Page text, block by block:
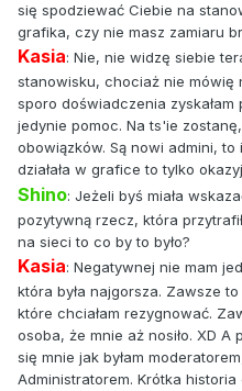
się spodziewać Ciebie na
grafika, czy nie masz zamiaru
Kasia: Nie, nie widzę siebie
stanowisku, chociaż nie mówię
sporo doświadczenia
jedynie pomoc. Na ts'ie
obowiązków. Są nowi admini,
działała w grafice to tylko
Shino: Jeżeli byś miała
pozytywną rzecz, która
na sieci to co by to było?
Kasia: Negatywnej nie mam
która była najgorsza. Zawsze
które chciałam rezygnować.
osoba, że mnie aż nosiło. XD A
się mnie jak byłam
Administratorem. Krótka